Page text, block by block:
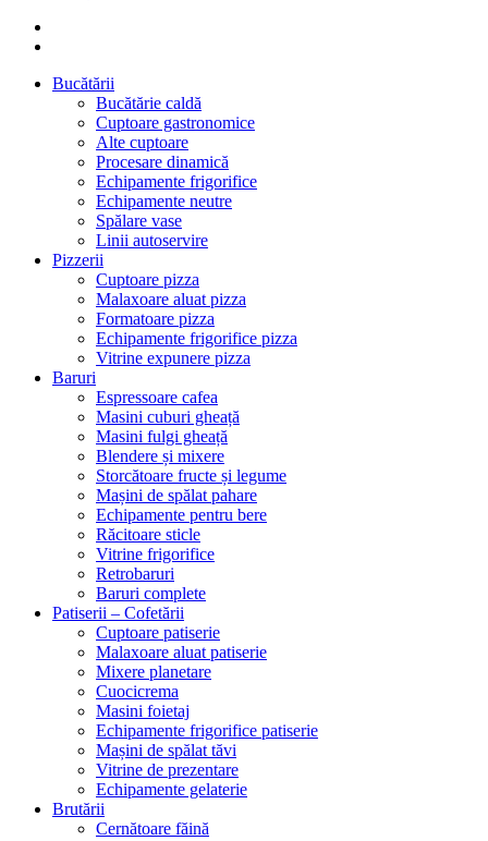
Bucătării
Bucătărie caldă
Cuptoare gastronomice
Alte cuptoare
Procesare dinamică
Echipamente frigorifice
Echipamente neutre
Spălare vase
Linii autoservire
Pizzerii
Cuptoare pizza
Malaxoare aluat pizza
Formatoare pizza
Echipamente frigorifice pizza
Vitrine expunere pizza
Baruri
Espressoare cafea
Masini cuburi gheață
Masini fulgi gheață
Blendere și mixere
Storcătoare fructe și legume
Mașini de spălat pahare
Echipamente pentru bere
Răcitoare sticle
Vitrine frigorifice
Retrobaruri
Baruri complete
Patiserii – Cofetării
Cuptoare patiserie
Malaxoare aluat patiserie
Mixere planetare
Cuocicrema
Masini foietaj
Echipamente frigorifice patiserie
Mașini de spălat tăvi
Vitrine de prezentare
Echipamente gelaterie
Brutării
Cernătoare făină